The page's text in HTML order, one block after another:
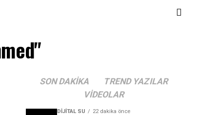
SON DAKIKA
TREND YAZILAR
VIDEOLAR
DIJITAL SU 22 dakika önce